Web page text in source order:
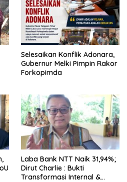
Selesaikan Konflik Adonara,
Gubernur Melki Pimpin Rakor
Forkopimda
Laba Bank NTT Naik 31,94%;
Dirut Charlie : Bukti
Transformasi Internal &